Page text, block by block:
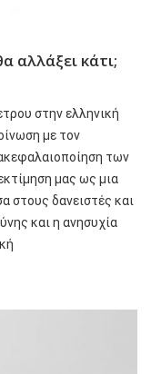
αλλάξει κάτι;
στην ελληνική
με τον
των
μας ως μια
στους δανειστές και
και η ανησυχία